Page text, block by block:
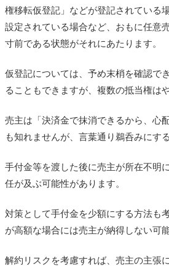
権移転仮登記」などが登記されている
設定されている場合など、おもに任意
寸前である状態がそれにあたります。
仮登記については、予め末梢を確認で
ることもできますが、複数の抵当権は
売主は「決済金で抹消できるから、心
も知れませんが、言葉通り鵜呑みにす
手付金等を渡した後に売主が所在不明
任が及ぶ可能性があります。
対策として手付金を少額にする方法も
が高額な場合には売主が納得しない可
解約リスクを考慮すれば、売主の主張